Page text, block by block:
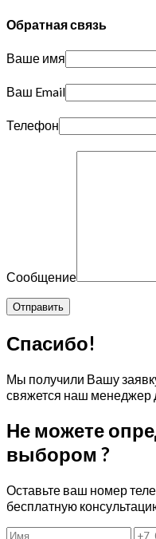
Обратная связь
Ваше имя
Ваш Email
Телефон
Сообщение
Спасибо!
Мы получили Вашу
свяжется наш менеджер
Не можете
выбором ?
Оставьте ваш номер
бесплатную